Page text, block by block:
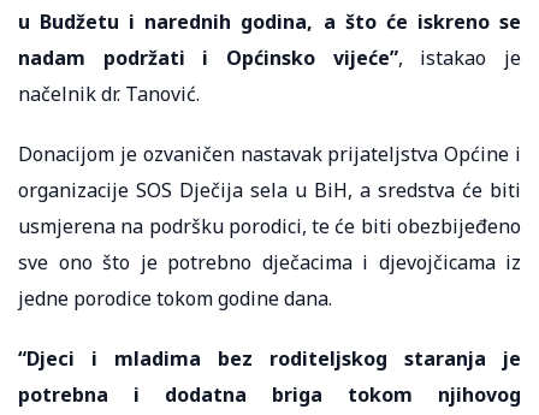
u Budžetu i narednih godina, a što će iskreno se
nadam podržati i Općinsko vijeće”, istakao je
načelnik dr. Tanović.
Donacijom je ozvaničen nastavak prijateljstva Općine i
organizacije SOS Dječija sela u BiH, a sredstva će biti
usmjerena na podršku porodici, te će biti obezbijeđeno
sve ono što je potrebno dječacima i djevojčicama iz
jedne porodice tokom godine dana.
“Djeci i mladima bez roditeljskog staranja je
potrebna i dodatna briga tokom njihovog